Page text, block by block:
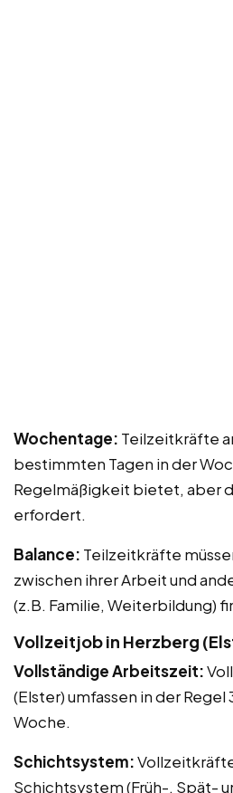
Wochentage: Teilzeitkräfte
bestimmten Tagen in der
Regelmäßigkeit bietet, aber
erfordert.
Balance: Teilzeitkräfte
zwischen ihrer Arbeit und
(z.B. Familie, Weiterbildung)
Vollzeitjob in Herzberg
Vollständige Arbeitszeit:
(Elster) umfassen in der
Woche.
Schichtsystem:
Schichtsystem (Früh-, Spät-